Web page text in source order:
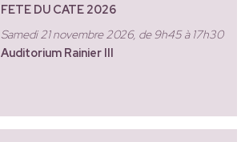
FETE DU CATE 2026
Samedi 21 novembre 2026, de 9h45 à 17h30
Auditorium Rainier III